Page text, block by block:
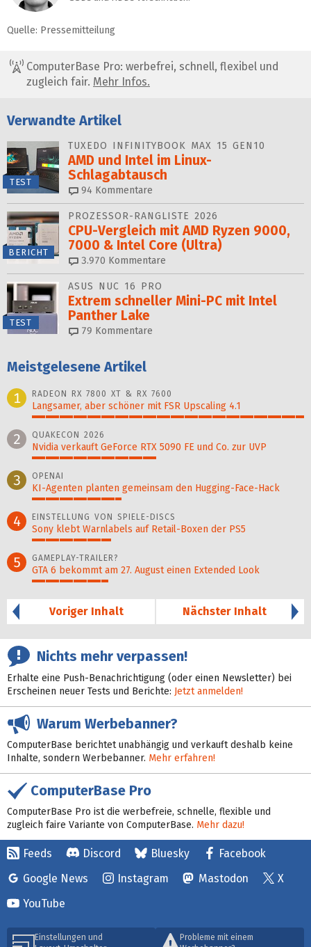
Quelle: Pressemitteilung
ComputerBase Pro: werbefrei, schnell, flexibel und
zugleich fair. Mehr Infos.
Verwandte Artikel
TEST
TUXEDO INFINITYBOOK MAX 15 GEN10
AMD und Intel im Linux-
Schlagabtausch
94 Kommentare
BERICHT
PROZESSOR-RANGLISTE 2026
CPU-Vergleich mit AMD Ryzen 9000,
7000 & Intel Core (Ultra)
3.970 Kommentare
TEST
ASUS NUC 16 PRO
Extrem schneller Mini-PC mit Intel
Panther Lake
79 Kommentare
Meistgelesene Artikel
1
RADEON RX 7800 XT & RX 7600
Langsamer, aber schöner mit FSR Upscaling 4.1
2 QUAKECON 2026
Nvidia verkauft GeForce RTX 5090 FE und Co. zur UVP
3 OPENAI
KI-Agenten planten gemein­sam den Hugging-Face-Hack
4 EINSTELLUNG VON SPIELE-DISCS
Sony klebt Warnlabels auf Retail-Boxen der PS5
5 GAMEPLAY-TRAILER?
GTA 6 bekommt am 27. August einen Extended Look
Voriger Inhalt
Nächster Inhalt
Nichts mehr verpassen!
Erhalte eine Push-Benachrichtigung (oder einen Newsletter) bei
Erscheinen neuer Tests und Berichte: Jetzt anmelden!
Warum Werbebanner?
ComputerBase berichtet unabhängig und verkauft deshalb keine
Inhalte, sondern Werbebanner. Mehr erfahren!
ComputerBase Pro
ComputerBase Pro ist die werbefreie, schnelle, flexible und
zugleich faire Variante von ComputerBase. Mehr dazu!
Feeds Discord Bluesky
Facebook
Google News
Instagram Mastodon
X
YouTube
Einstellungen und
Probleme mit einem